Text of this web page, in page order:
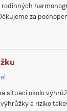
za
situaci okolo
a riziko